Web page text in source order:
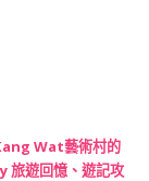
Wat藝術村的
旅遊回憶、遊記攻